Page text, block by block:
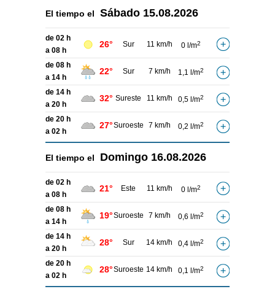
El tiempo el Sábado 15.08.2026
de 02 h
a 08 h
26° Sur 11 km/h 0 l/m2
de 08 h
a 14 h
22° Sur 7 km/h 1,1 l/m2
de 14 h
a 20 h
32° Sureste 11 km/h 0,5 l/m2
de 20 h
a 02 h
27°Suroeste 7 km/h 0,2 l/m2
El tiempo el Domingo 16.08.2026
de 02 h
a 08 h
21° Este 11 km/h 0 l/m2
de 08 h
a 14 h
19°Suroeste 7 km/h 0,6 l/m2
de 14 h
a 20 h
28° Sur 14 km/h 0,4 l/m2
de 20 h
a 02 h
28°Suroeste 14 km/h 0,1 l/m2